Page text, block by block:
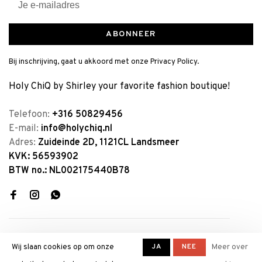
ABONNEER
Bij inschrijving, gaat u akkoord met onze Privacy Policy.
Holy ChiQ by Shirley your favorite fashion boutique!
Telefoon: +316 50829456
E-mail: info@holychiq.nl
Adres: Zuideinde 2D, 1121CL Landsmeer
KVK: 56593902
BTW no.: NL002175440B78
Wij slaan cookies op om onze
JA NEE
Meer over